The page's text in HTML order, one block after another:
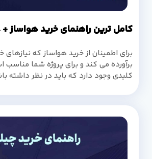
کامل ترین راهنمای خرید هواساز + 8 نکته طلایی
برای اطمینان از خرید هواساز که
برآورده می کند و برای پروژه شما مناسب
کلیدی وجود دارد که باید در نظر داشته